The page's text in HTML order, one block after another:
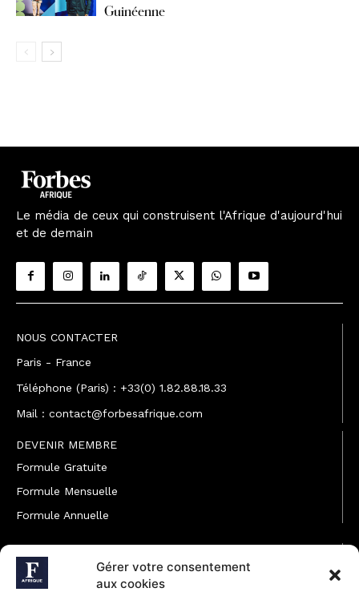
Gérer votre consentement
aux cookies
Guinéenne
Le média de ceux qui construisent l'Afrique d'aujourd'hui
et de demain
NOUS CONTACTER
Paris - France
Téléphone (Paris) : +33(0) 1.82.88.18.33
Mail : contact@forbesafrique.com
DEVENIR MEMBRE
Formule Gratuite
Formule Mensuelle
Formule Annuelle
JOINDRE L'ÉQUIPE
Rédaction